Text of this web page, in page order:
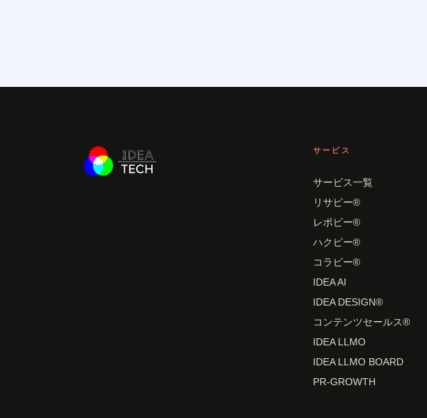
サービス
サービス一覧
リサピー®
レポピー®
ハクピー®
コラピー®
IDEA AI
IDEA DESIGN®
コンテンツセールス®
IDEA LLMO
IDEA LLMO BOARD
PR-GROWTH